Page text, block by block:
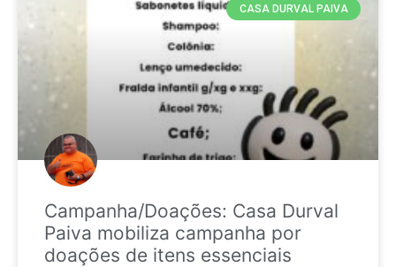
CASA DURVAL PAIVA
Campanha/Doações: Casa Durval
Paiva mobiliza campanha por
doações de itens essenciais